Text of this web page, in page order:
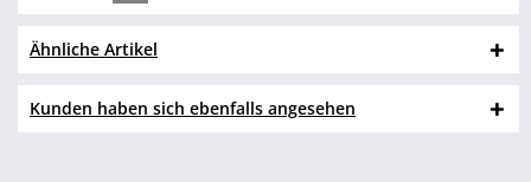
Ähnliche Artikel
Kunden haben sich ebenfalls angesehen